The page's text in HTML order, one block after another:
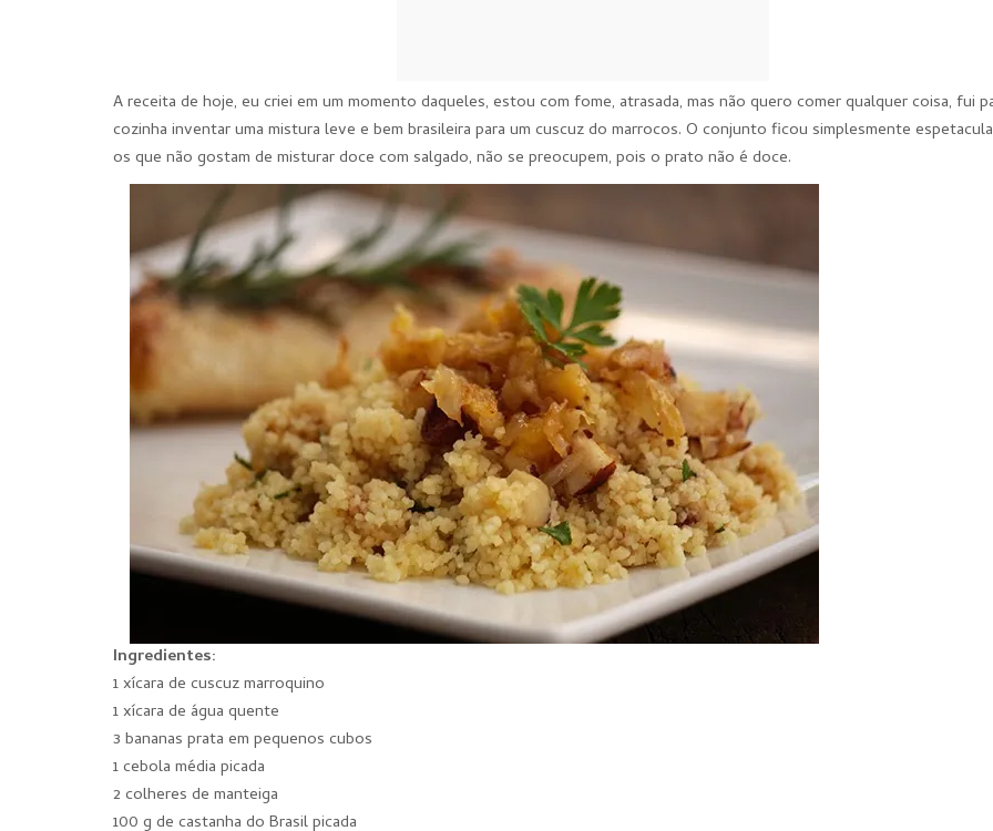
A receita de hoje, eu criei em um momento daqueles, estou com fome, atrasada, mas não quero comer qualquer coisa, fui
cozinha inventar uma mistura leve e bem brasileira para um cuscuz do marrocos. O conjunto ficou simplesmente
os que não gostam de misturar doce com salgado, não se preocupem, pois o prato não é doce.
Ingredientes:
1 xícara de cuscuz marroquino
1 xícara de água quente
3 bananas prata em pequenos cubos
1 cebola média picada
2 colheres de manteiga
100 g de castanha do Brasil picada